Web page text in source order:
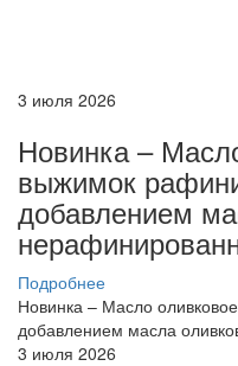
3 июля 2026
Новинка –
выжимок
добавлением
Подробнее
Новинка – Масло
добавлением масла
3 июля 2026